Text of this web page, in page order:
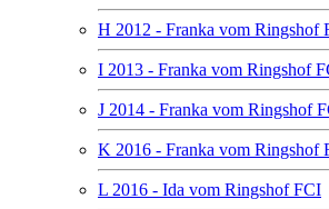
H 2012 - Franka vom Ringshof
I 2013 - Franka vom Ringshof
J 2014 - Franka vom Ringshof
K 2016 - Franka vom Ringshof
L 2016 - Ida vom Ringshof FCI